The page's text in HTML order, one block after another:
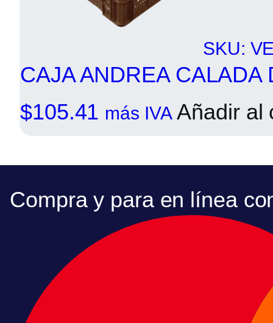
SKU:
CAJA ANDREA
$105.41 más IVA Añadir al
Compra y para en línea